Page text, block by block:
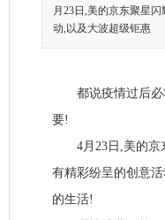
月23日,美的京东聚星
动,以及大波超级钜惠
都说疫情过后必
要!
4月23日,美的京东
有精彩纷呈的创意
的生活!